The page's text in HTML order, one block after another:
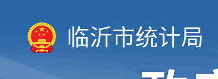
临沂市统计局